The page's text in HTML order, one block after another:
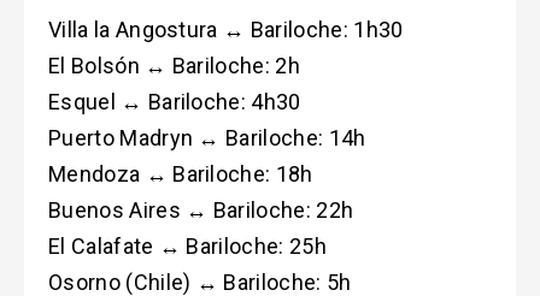
Villa la Angostura ↔ Bariloche: 1h30
El Bolsón ↔ Bariloche: 2h
Esquel ↔ Bariloche: 4h30
Puerto Madryn ↔ Bariloche: 14h
Mendoza ↔ Bariloche: 18h
Buenos Aires ↔ Bariloche: 22h
El Calafate ↔ Bariloche: 25h
Osorno (Chile) ↔ Bariloche: 5h